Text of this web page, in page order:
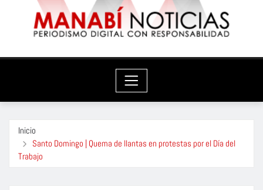
Inicio
Santo Domingo | Quema de llantas en protestas por el Día del
Trabajo